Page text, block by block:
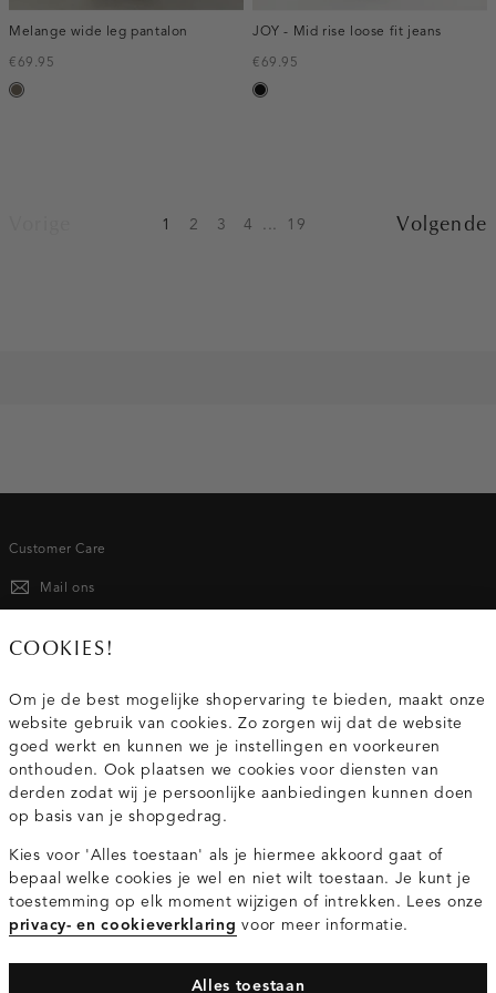
Melange wide leg pantalon
€69.95
bruin
JOY - Mid rise loose fit jeans
€69.95
zwart,
1 2 3 4 ... 19 Volgende
Customer Care
Mail ons
020 - 3412 667
Service
Wij zijn Costes
Topcategorieën voor jou
Privacy- en cookieverklaringAlgemene Voorwaarden
COOKIES!
Om je de best mogelijke shopervaring te bieden, maakt onze
website gebruik van cookies. Zo zorgen wij dat de website
goed werkt en kunnen we je instellingen en voorkeuren
onthouden. Ook plaatsen we cookies voor diensten van
derden zodat wij je persoonlijke aanbiedingen kunnen doen
op basis van je shopgedrag.
Kies voor 'Alles toestaan' als je hiermee akkoord gaat of
bepaal welke cookies je wel en niet wilt toestaan. Je kunt je
toestemming op elk moment wijzigen of intrekken. Lees onze
privacy- en cookieverklaring voor meer informatie.
Alles toestaan